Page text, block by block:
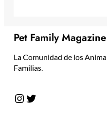
Pet Family Magazine
La Comunidad de los
Familias.
Instagram Twitter